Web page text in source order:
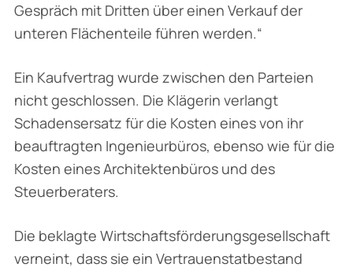
Gespräch mit Dritten über einen Verkauf der
unteren Flächenteile führen werden.“
Ein Kaufvertrag wurde zwischen den Parteien
nicht geschlossen. Die Klägerin verlangt
Schadensersatz für die Kosten eines von ihr
beauftragten Ingenieurbüros, ebenso wie für die
Kosten eines Architektenbüros und des
Steuerberaters.
Die beklagte Wirtschaftsförderungsgesellschaft
verneint, dass sie ein Vertrauenstatbestand